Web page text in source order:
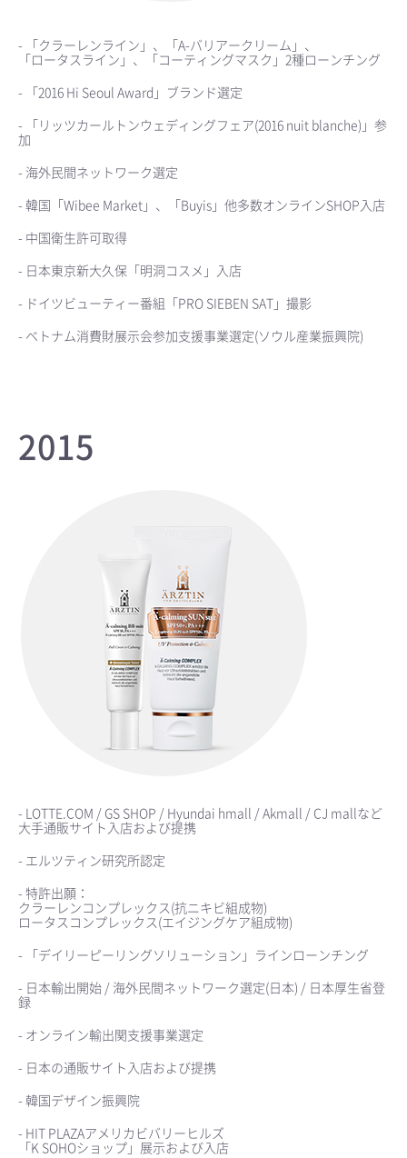
- 「クラーレンライン」、「A-バリアークリーム」、
「ロータスライン」、「コーティングマスク」2種ローンチング
- 「2016 Hi Seoul Award」ブランド選定
- 「リッツカールトンウェディングフェア(2016 nuit blanche)」参
加
- 海外民間ネットワーク選定
- 韓国「Wibee Market」、「Buyis」他多数オンラインSHOP入店
- 中国衛生許可取得
- 日本東京新大久保「明洞コスメ」入店
- ドイツビューティー番組「PRO SIEBEN SAT」撮影
- ベトナム消費財展示会参加支援事業選定(ソウル産業振興院)
2015
- LOTTE.COM / GS SHOP / Hyundai hmall / Akmall / CJ mallなど
大手通販サイト入店および提携
- エルツティン研究所認定
- 特許出願：
クラーレンコンプレックス(抗ニキビ組成物)
ロータスコンプレックス(エイジングケア組成物)
- 「デイリーピーリングソリューション」ラインローンチング
- 日本輸出開始 / 海外民間ネットワーク選定(日本) / 日本厚生省登
録
- オンライン輸出関支援事業選定
- 日本の通販サイト入店および提携
- 韓国デザイン振興院
- HIT PLAZAアメリカビバリーヒルズ
「K SOHOショップ」展示および入店